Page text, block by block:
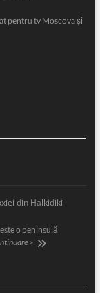
pentru tv Moscova și
din Halkidiki
o peninsulă
»